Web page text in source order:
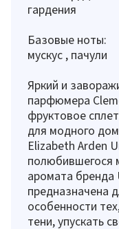
гардения
Базовые ноты:
мускус , пачули
Яркий и
парфюмера
фруктовое
для модного
Elizabeth Arden
полюбившегося
аромата
предназначена
особенности
тени, упускать